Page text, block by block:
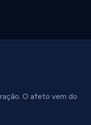
O afeto vem do